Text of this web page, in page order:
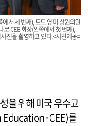
서 세 번째), 토드 영 미 상원의원
로 CEE 회장(왼쪽에서 첫 번째),
진을 촬영하고 있다.<사진제공=
을 위해 미국 우수교
를